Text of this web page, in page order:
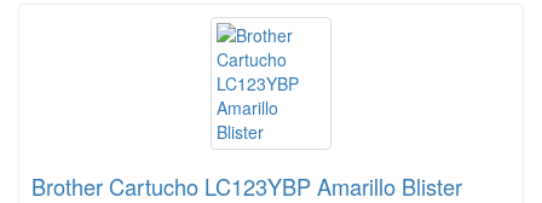
Brother Cartucho LC123YBP Amarillo Blister